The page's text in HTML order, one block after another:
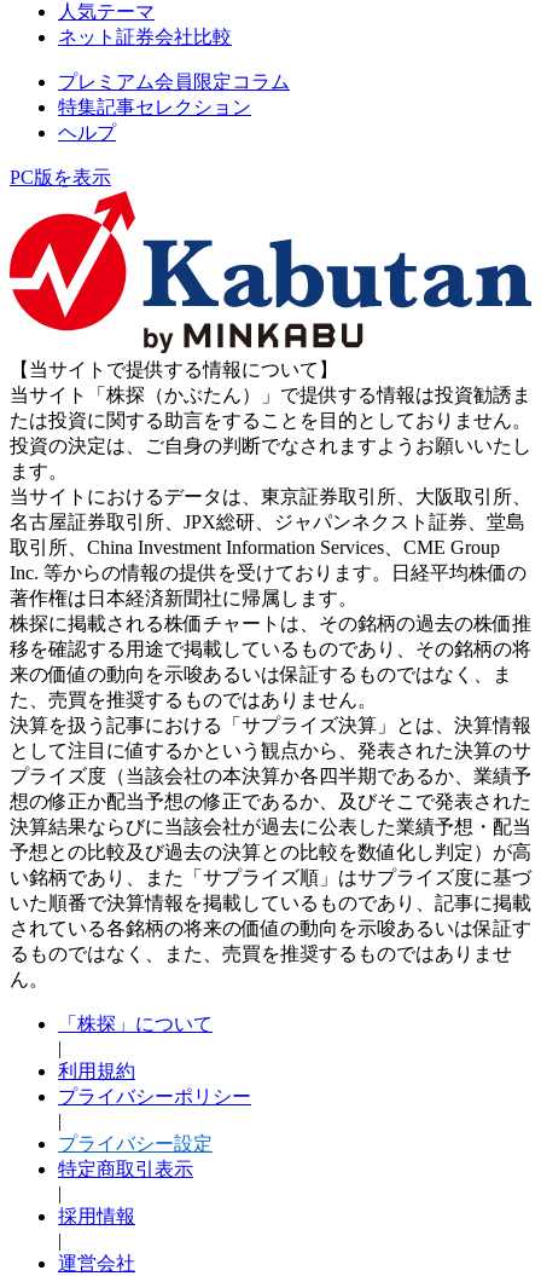
人気テーマ
ネット証券会社比較
プレミアム会員限定コラム
特集記事セレクション
ヘルプ
PC版を表示
【当サイトで提供する情報について】
当サイト「株探（かぶたん）」で提供する情報は投資勧誘ま
たは投資に関する助言をすることを目的としておりません。
投資の決定は、ご自身の判断でなされますようお願いいたし
ます。
当サイトにおけるデータは、東京証券取引所、大阪取引所、
名古屋証券取引所、JPX総研、ジャパンネクスト証券、堂島
取引所、China Investment Information Services、CME Group
Inc. 等からの情報の提供を受けております。日経平均株価の
著作権は日本経済新聞社に帰属します。
株探に掲載される株価チャートは、その銘柄の過去の株価推
移を確認する用途で掲載しているものであり、その銘柄の将
来の価値の動向を示唆あるいは保証するものではなく、ま
た、売買を推奨するものではありません。
決算を扱う記事における「サプライズ決算」とは、決算情報
として注目に値するかという観点から、発表された決算のサ
プライズ度（当該会社の本決算か各四半期であるか、業績予
想の修正か配当予想の修正であるか、及びそこで発表された
決算結果ならびに当該会社が過去に公表した業績予想・配当
予想との比較及び過去の決算との比較を数値化し判定）が高
い銘柄であり、また「サプライズ順」はサプライズ度に基づ
いた順番で決算情報を掲載しているものであり、記事に掲載
されている各銘柄の将来の価値の動向を示唆あるいは保証す
るものではなく、また、売買を推奨するものではありませ
ん。
「株探」について
|
利用規約
プライバシーポリシー
|
プライバシー設定
特定商取引表示
|
採用情報
|
運営会社